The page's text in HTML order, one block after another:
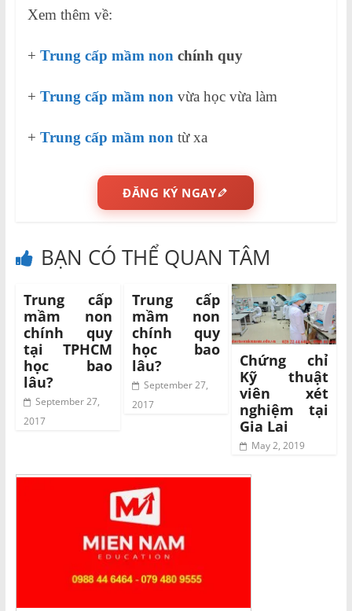
Xem thêm về:
+ Trung cấp mầm nonchính quy
+ Trung cấp mầm nonvừa học vừa làm
+ Trung cấp mầm nontừ xa
ĐĂNG KÝ NGAY
BẠN CÓ THỂ QUAN TÂM
Trung cấp
mầm non
chính quy
tại TPHCM
học bao
lâu?
September 27,
2017
Trung cấp
mầm non
chính quy
học bao
lâu?
September 27,
2017
Chứng chỉ
Kỹ thuật
viên xét
nghiệm tại
Gia Lai
May 2, 2019